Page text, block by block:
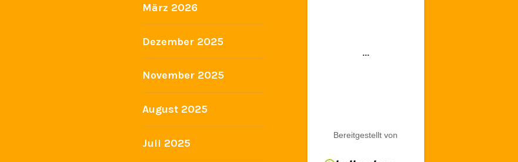
März 2026
Dezember 2025
November 2025
August 2025
Juli 2025